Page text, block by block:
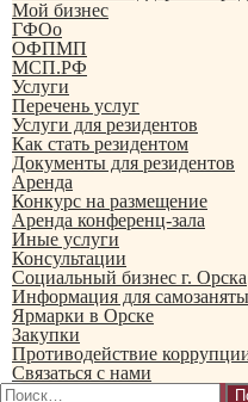
Мой бизнес
ГФОо
ОФПМП
МСП.РФ
Услуги
Перечень услуг
Услуги для резидентов
Как стать резидентом
Документы для резидентов
Аренда
Конкурс на размещение
Аренда конференц-зала
Иные услуги
Консультации
Социальный бизнес г. Орска
Информация для
Ярмарки в Орске
Закупки
Противодействие
Связаться с нами
Найти: